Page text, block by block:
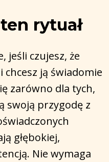
rytuał
jeśli czujesz, że
ją świadomie
zarówno dla tych,
swoją przygodę z
głębokiej,
Nie wymaga